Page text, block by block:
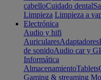
cabelloCuidado dental
Limpieza Limpieza a
Electrónica
Audio y hifi
AuricularesAdaptadores
de sonidoAudio car y
Informática
AlmacenamientoTablets
Gaming & streaming